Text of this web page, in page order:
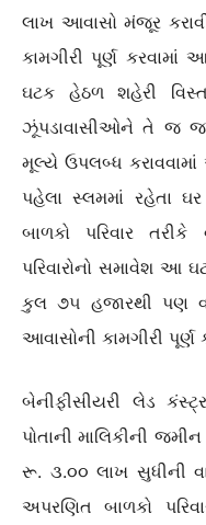
લાખ આવાસો મંજૂર
કામગીરી પૂર્ણ
ઘટક હેઠળ શહેરી
ઝૂંપડાવાસીઓને તે જ
મૂલ્યે ઉપલબ્ધ
પહેલા સ્લમમાં રહેતા
બાળકો પરિવાર તરીકે
પરિવારોનો સમાવેશ આ
કુલ ૭૫ હજારથી પણ
આવાસોની કામગીરી પૂર્ણ
બેનીફીસીયરી લેડ
પોતાની માલિકીની
રૂ. ૩.૦૦ લાખ સુધીની
અપરણિત બાળકો